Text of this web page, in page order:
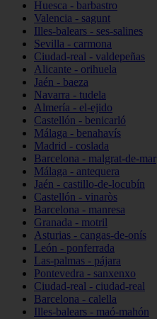
Huesca - barbastro
Valencia - sagunt
Illes-balears - ses-salines
Sevilla - carmona
Ciudad-real - valdepeñas
Alicante - orihuela
Jaén - baeza
Navarra - tudela
Almería - el-ejido
Castellón - benicarló
Málaga - benahavís
Madrid - coslada
Barcelona - malgrat-de-mar
Málaga - antequera
Jaén - castillo-de-locubín
Castellón - vinaròs
Barcelona - manresa
Granada - motril
Asturias - cangas-de-onís
León - ponferrada
Las-palmas - pájara
Pontevedra - sanxenxo
Ciudad-real - ciudad-real
Barcelona - calella
Illes-balears - maó-mahón